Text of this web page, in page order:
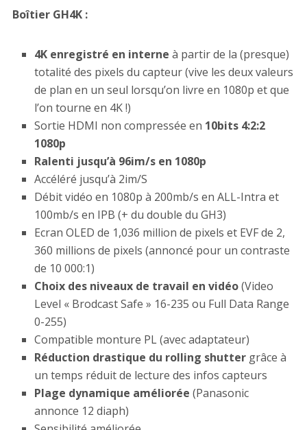
Boîtier GH4K :
4K enregistré en interne à partir de la (presque)
totalité des pixels du capteur (vive les deux valeurs
de plan en un seul lorsqu’on livre en 1080p et que
l’on tourne en 4K !)
Sortie HDMI non compressée en 10bits 4:2:2
1080p
Ralenti jusqu’à 96im/s en 1080p
Accéléré jusqu’à 2im/S
Débit vidéo en 1080p à 200mb/s en ALL-Intra et
100mb/s en IPB (+ du double du GH3)
Ecran OLED de 1,036 million de pixels et EVF de 2,
360 millions de pixels (annoncé pour un contraste
de 10 000:1)
Choix des niveaux de travail en vidéo(Video
Level « Brodcast Safe » 16-235 ou Full Data Range
0-255)
Compatible monture PL (avec adaptateur)
Réduction drastique du rolling shuttergrâce à
un temps réduit de lecture des infos capteurs
Plage dynamique améliorée (Panasonic
annonce 12 diaph)